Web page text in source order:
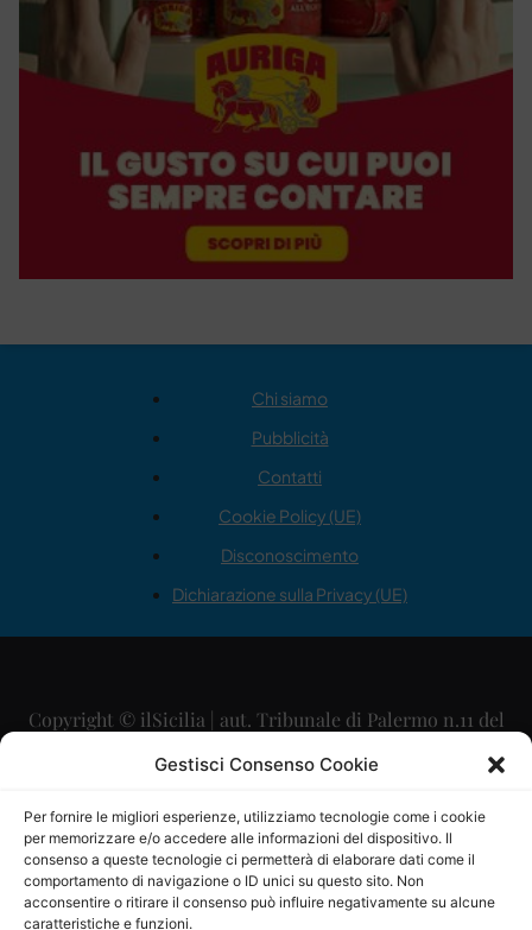
Gestisci Consenso Cookie
Per fornire le migliori esperienze, utilizziamo tecnologie come i cookie
per memorizzare e/o accedere alle informazioni del dispositivo. Il
consenso a queste tecnologie ci permetterà di elaborare dati come il
comportamento di navigazione o ID unici su questo sito. Non
acconsentire o ritirare il consenso può influire negativamente su alcune
caratteristiche e funzioni.
Chi siamo
Pubblicità
Contatti
Cookie Policy (UE)
Disconoscimento
Dichiarazione sulla Privacy (UE)
Copyright © ilSicilia | aut. Tribunale di Palermo n.11 del
29/09/2015
Direttore Editoriale: Maurizio Scaglione
Direttore Responsabile: Maria Calabrese